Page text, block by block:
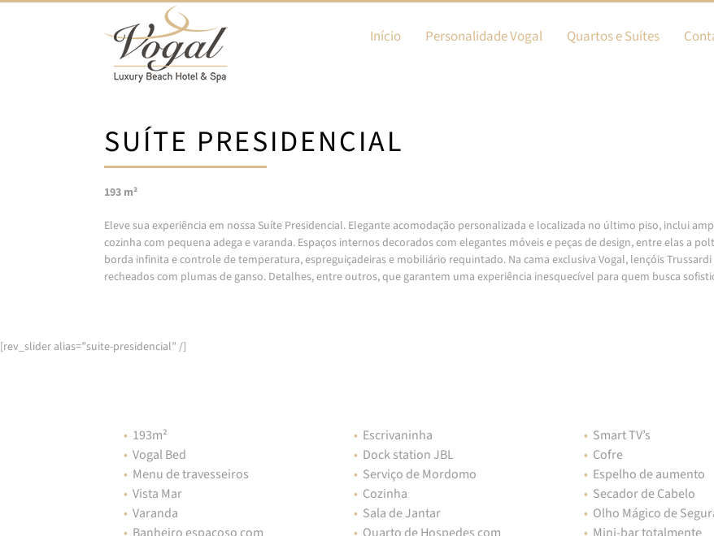
Ir
Início Personalidade Vogal Quartos e Suítes
SUÍTE PRESIDENCIAL
193 m²
Eleve sua experiência em nossa Suíte Presidencial. Elegante acomodação personalizada e localizada no último piso, inclui
cozinha com pequena adega e varanda. Espaços internos decorados com elegantes móveis e peças de design, entre elas a
borda infinita e controle de temperatura, espreguiçadeiras e mobiliário requintado. Na cama exclusiva Vogal, lençóis
recheados com plumas de ganso. Detalhes, entre outros, que garantem uma experiência inesquecível para quem busca
[rev_slider alias=”suite-presidencial” /]
193m²
Vogal Bed
Menu de travesseiros
Vista Mar
Varanda
Escrivaninha
Dock station JBL
Serviço de Mordomo
Cozinha
Sala de Jantar
Smart TV’s
Cofre
Espelho de aumento
Secador de Cabelo
Olho Mágico de